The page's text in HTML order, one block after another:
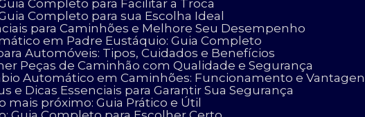
Completo para Facilitar a Troca
Completo para sua Escolha Ideal
para Caminhões e Melhore Seu Desempenho
em Padre Eustáquio: Guia Completo
Automóveis: Tipos, Cuidados e Benefícios
Peças de Caminhão com Qualidade e Segurança
Automático em Caminhões: Funcionamento e
e Dicas Essenciais para Garantir Sua Segurança
mais próximo: Guia Prático e Útil